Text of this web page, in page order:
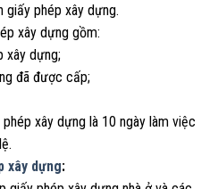
giấy phép xây dựng.
xây dựng gồm:
xây dựng;
đã được cấp;
xây dựng là 10 ngày làm việc
xây dựng: